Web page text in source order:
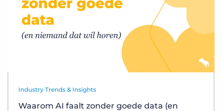
Industry Trends & Insights
Waarom AI faalt zonder goede data (en